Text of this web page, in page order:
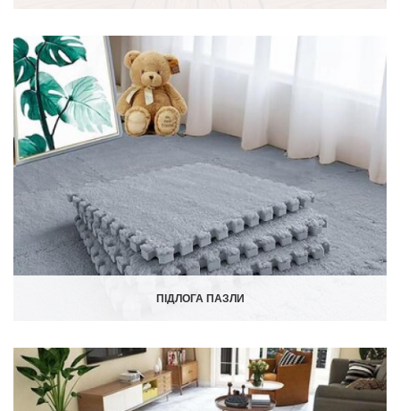
ПІДЛОГА ПАЗЛИ